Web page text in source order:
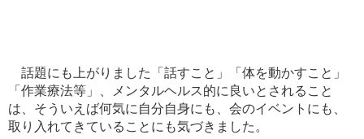
話題にも上がりました「話すこと」「体を動かすこと」
「作業療法等」、メンタルヘルス的に良いとされること
は、そういえば何気に自分自身にも、会のイベントにも、
取り入れてきていることにも気づきました。